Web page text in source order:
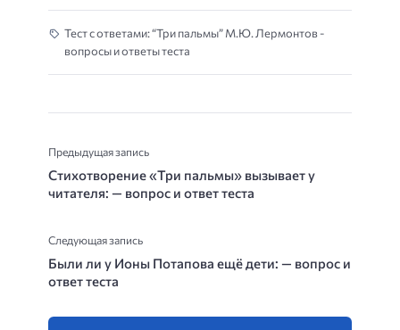
Тест с ответами: “Три пальмы” М.Ю. Лермонтов -
вопросы и ответы теста
Предыдущая запись
Стихотворение «Три пальмы» вызывает у
читателя: — вопрос и ответ теста
Следующая запись
Были ли у Ионы Потапова ещё дети: — вопрос и
ответ теста